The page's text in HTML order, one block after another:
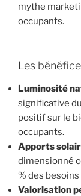
mythe
occupants.
Les
Luminosité
significative
positif sur le
occupants.
Apports
dimensionné
% des
Valorisation